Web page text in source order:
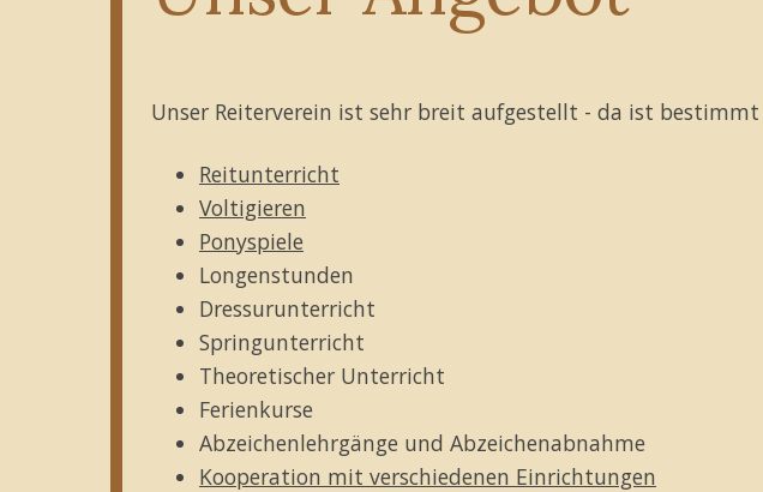
Unser Reiterverein ist sehr breit aufgestellt - da ist bestimmt
Reitunterricht
Voltigieren
Ponyspiele
Longenstunden
Dressurunterricht
Springunterricht
Theoretischer Unterricht
Ferienkurse
Abzeichenlehrgänge und Abzeichenabnahme
Kooperation mit verschiedenen Einrichtungen